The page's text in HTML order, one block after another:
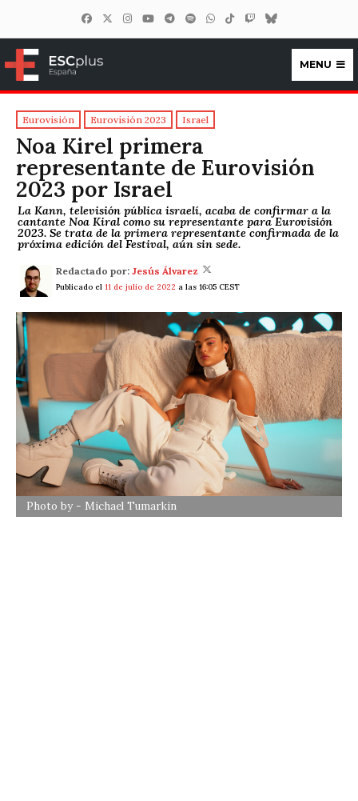
ESCplus España
MENU
Eurovisión Eurovisión 2023 Israel
Noa Kirel primera
representante de Eurovisión
2023 por Israel
La Kann, televisión pública israelí, acaba de confirmar a la
cantante Noa Kiral como su representante para Eurovisión
2023. Se trata de la primera representante confirmada de la
próxima edición del Festival, aún sin sede.
Redactado por: Jesús Álvarez
Publicado el 11 de julio de 2022 a las 16:05 CEST
Photo by - Michael Tumarkin